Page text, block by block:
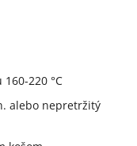
220 °C
alebo nepretržitý